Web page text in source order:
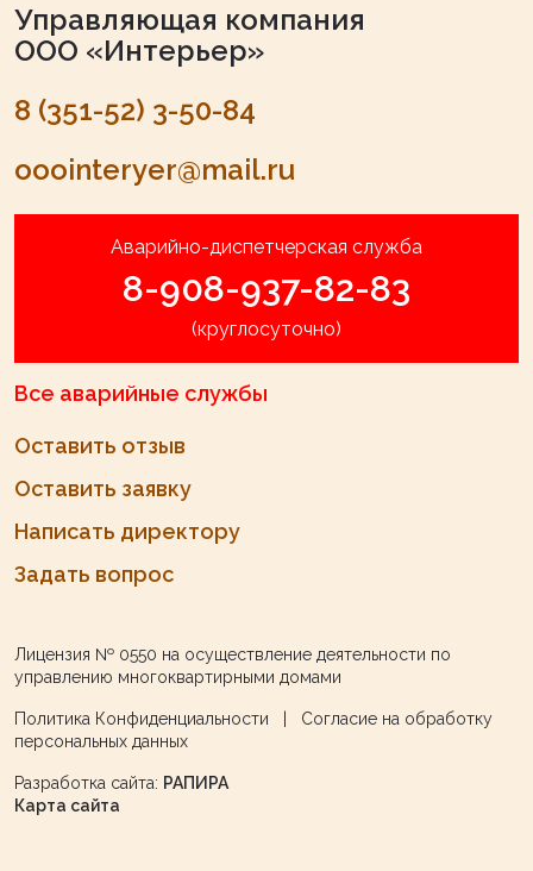
Управляющая компания
ООО «Интерьер»
8 (351-52) 3-50-84
ooointeryer@mail.ru
Аварийно-диспетчерская служба
8-908-937-82-83
(круглосуточно)
Все аварийные службы
Оставить отзыв
Оставить заявку
Написать директору
Задать вопрос
Лицензия № 0550 на осуществление деятельности по
управлению многоквартирными домами
Политика Конфиденциальности
Согласие на обработку
персональных данных
Разработка сайта: РАПИРА
Карта сайта